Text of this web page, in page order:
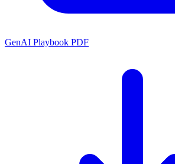
GenAI Playbook PDF